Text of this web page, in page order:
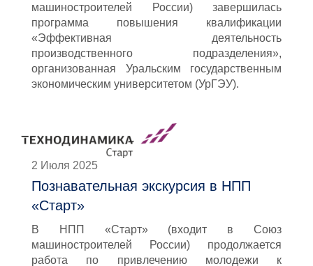
машиностроителей России) завершилась
программа повышения квалификации
«Эффективная деятельность
производственного подразделения»,
организованная Уральским государственным
экономическим университетом (УрГЭУ).
2 Июля 2025
Познавательная экскурсия в НПП
«Старт»
В НПП «Старт» (входит в Союз
машиностроителей России) продолжается
работа по привлечению молодежи к